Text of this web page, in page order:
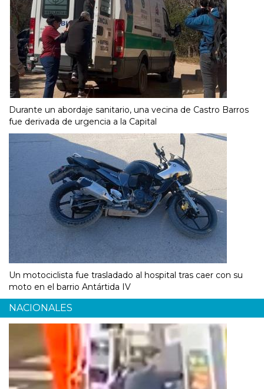
Durante un abordaje sanitario, una vecina de Castro Barros
fue derivada de urgencia a la Capital
Un motociclista fue trasladado al hospital tras caer con su
moto en el barrio Antártida IV
NACIONALES